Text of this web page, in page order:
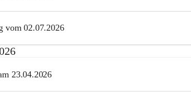
vom 02.07.2026
23.04.2026